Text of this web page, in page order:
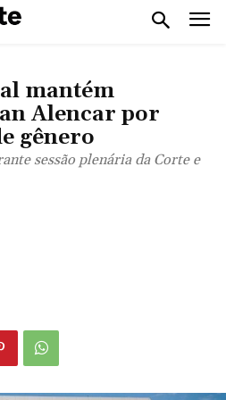
mantém
Alencar por
gênero
sessão plenária da Corte e